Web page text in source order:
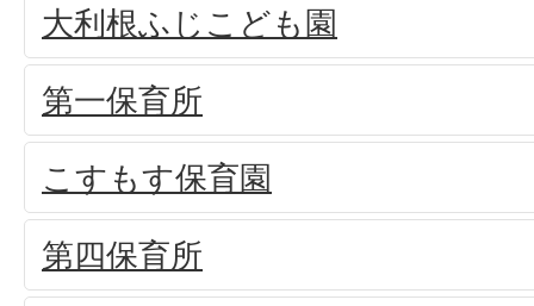
大利根ふじこども園
第一保育所
こすもす保育園
第四保育所